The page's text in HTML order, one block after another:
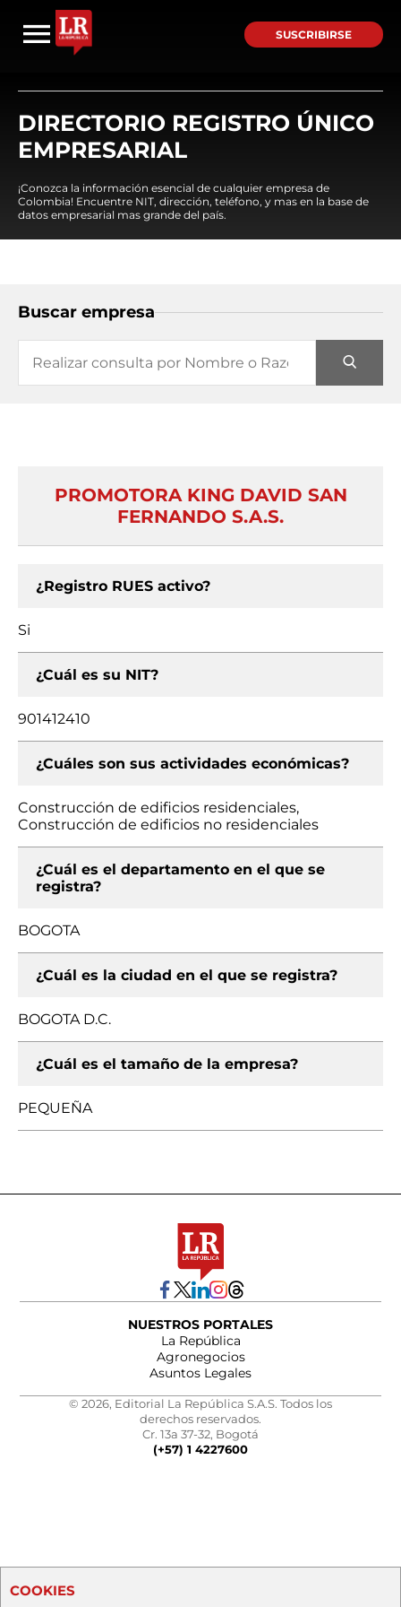
SUSCRIBIRSE
DIRECTORIO REGISTRO ÚNICO
EMPRESARIAL
¡Conozca la información esencial de cualquier empresa de
Colombia! Encuentre NIT, dirección, teléfono, y mas en la base de
datos empresarial mas grande del país.
Buscar empresa
PROMOTORA KING DAVID SAN
FERNANDO S.A.S.
¿Registro RUES activo?
Si
¿Cuál es su NIT?
901412410
¿Cuáles son sus actividades económicas?
Construcción de edificios residenciales,
Construcción de edificios no residenciales
¿Cuál es el departamento en el que se
registra?
BOGOTA
¿Cuál es la ciudad en el que se registra?
BOGOTA D.C.
¿Cuál es el tamaño de la empresa?
PEQUEÑA
NUESTROS PORTALES
La República
Agronegocios
Asuntos Legales
© 2026, Editorial La República S.A.S. Todos los
derechos reservados.
Cr. 13a 37-32, Bogotá
(+57) 1 4227600
COOKIES